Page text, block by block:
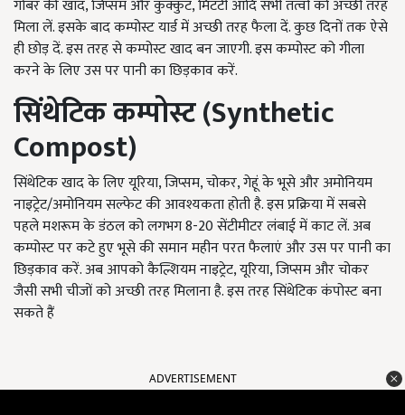
गोबर की खाद, जिप्सम और कुक्कुट, मिटटी आदि सभी तत्वों को अच्छी तरह
मिला लें. इसके बाद कम्पोस्ट यार्ड में अच्छी तरह फैला दें. कुछ दिनों तक ऐसे
ही छोड़ दें. इस तरह से कम्पोस्ट खाद बन जाएगी. इस कम्पोस्ट को गीला
करने के लिए उस पर पानी का छिड़काव करें.
सिंथेटिक कम्पोस्ट (Synthetic
Compost)
सिंथेटिक खाद के लिए यूरिया, जिप्सम, चोकर, गेहूं के भूसे और अमोनियम
नाइट्रेट/अमोनियम सल्फेट की आवश्यकता होती है. इस प्रक्रिया में सबसे
पहले मशरूम के डंठल को लगभग 8-20 सेंटीमीटर लंबाई में काट लें. अब
कम्पोस्ट पर कटे हुए भूसे की समान महीन परत फैलाएं और उस पर पानी का
छिड़काव करें. अब आपको कैल्शियम नाइट्रेट, यूरिया, जिप्सम और चोकर
जैसी सभी चीजों को अच्छी तरह मिलाना है. इस तरह सिंथेटिक कंपोस्ट बना
सकते हैं
ADVERTISEMENT